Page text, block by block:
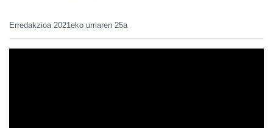
Erredakzioa 2021eko urriaren 25a